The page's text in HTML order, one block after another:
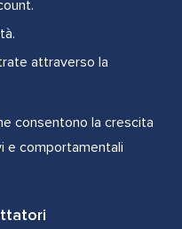
attraverso la
consentono la crescita
e comportamentali